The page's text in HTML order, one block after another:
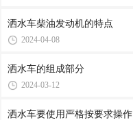
洒水车柴油发动机的特点
2024-04-08
洒水车的组成部分
2024-03-12
洒水车要使用严格按要求操作